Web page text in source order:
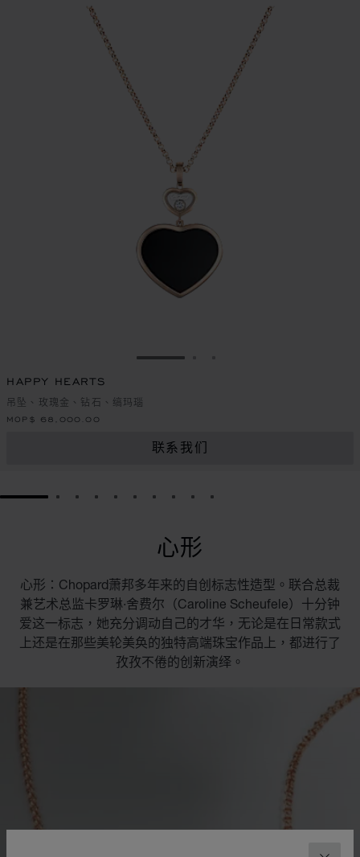
转到幻灯片 1
HAPPY HEARTS
吊坠、玫瑰金、钻石、缟玛瑙
MOP$ 68,000.00
联系我们
GO TO SLIDE 1GO TO SLIDE 2
GO TO SLIDE 3
GO TO SLIDE 4
GO TO SLIDE 5
GO TO SLIDE 6
GO TO SLIDE 7
GO TO SLIDE 8
GO TO SLIDE 9
GO TO SLIDE 10
心形
心形：Chopard萧邦多年来的自创标志性造型。联合总裁
兼艺术总监卡罗琳·舍费尔（Caroline Scheufele）十分钟
爱这一标志，她充分调动自己的才华，无论是在日常款式
上还是在那些美轮美奂的独特高端珠宝作品上，都进行了
孜孜不倦的创新演绎。